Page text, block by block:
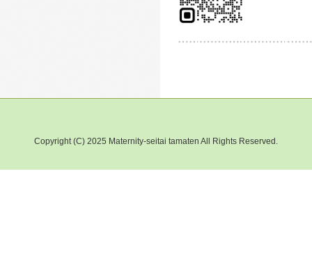
Copyright (C) 2025 Maternity-seitai tamaten All Rights Reserved.